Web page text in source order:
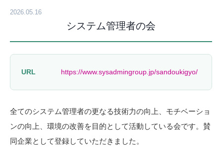
2026.05.16
システム管理者の会
URL https://www.sysadmingroup.jp/sandoukigyo/
全てのシステム管理者の更なる技術力の向上、モチベーショ
ンの向上、環境の改善を目的として活動している会です。賛
同企業として登録していただきました。